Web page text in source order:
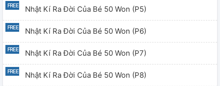
Nhật Kí Ra Đời Của Bé 50 Won (p5)
Nhật Kí Ra Đời Của Bé 50 Won (p6)
Nhật Kí Ra Đời Của Bé 50 Won (p7)
Nhật Kí Ra Đời Của Bé 50 Won (p8)